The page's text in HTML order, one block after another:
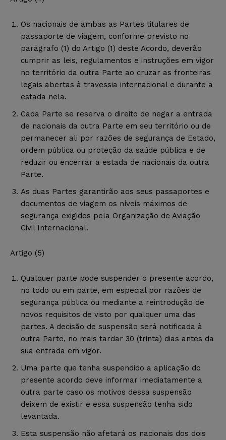
Os nacionais de ambas as Partes titulares de
passaporte de viagem, conforme previsto no
parágrafo (1) do Artigo (1) deste Acordo, deverão
cumprir as leis, regulamentos e instruções em vigor
no território da outra Parte ao cruzar as fronteiras
legais abertas à travessia internacional e durante a
estada nela.
Cada Parte se reserva o direito de negar a entrada
de nacionais da outra Parte em seu território ou de
permanecer ali por razões de segurança de Estado,
ordem pública ou proteção da saúde pública e de
reduzir ou encerrar a estada de nacionais da outra
Parte.
As duas Partes garantirão aos seus passaportes e
documentos de viagem os níveis máximos de
segurança exigidos pela Organização de Aviação
Civil Internacional.
Artigo (5)
Qualquer parte pode suspender o presente acordo,
no todo ou em parte, em especial por razões de
segurança pública ou mediante a reintrodução de
novos requisitos de visto por qualquer uma das
partes. A decisão de suspensão será notificada à
outra Parte, no mais tardar 30 (trinta) dias antes da
sua entrada em vigor.
Uma parte que tenha suspendido a aplicação do
presente acordo deve informar imediatamente a
outra parte caso os motivos dessa suspensão
deixem de existir e essa suspensão tenha sido
levantada.
Esta suspensão não afetará os nacionais dos dois